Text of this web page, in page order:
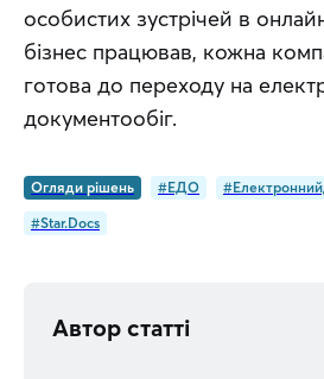
особистих зустрічей в
бізнес працював, кожна
готова до переходу на
документообіг.
Огляди рішень #ЕДО
#Star.Docs
Автор статті